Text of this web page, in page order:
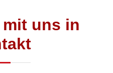
mit uns in